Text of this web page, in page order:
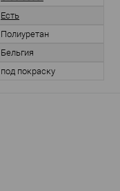
Есть
Полиуретан
Бельгия
под покраску